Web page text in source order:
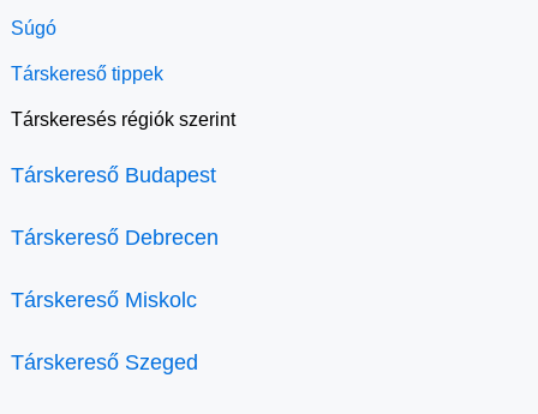
Súgó
Társkereső tippek
Társkeresés régiók szerint
Társkereső Budapest
Társkereső Debrecen
Társkereső Miskolc
Társkereső Szeged